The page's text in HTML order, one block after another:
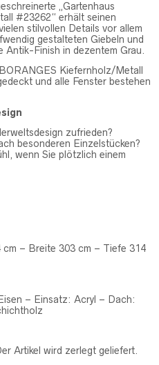
„Gartenhaus
#23262“ erhält seinen
stilvollen Details vor allem
gestalteten Giebeln und
Finish in dezentem Grau.
Kiefernholz/Metall
und alle Fenster bestehen
zufrieden?
besonderen Einzelstücken?
wenn Sie plötzlich einem
cm – Breite 303 cm – Tiefe 314
– Einsatz: Acryl – Dach:
Artikel wird zerlegt geliefert.